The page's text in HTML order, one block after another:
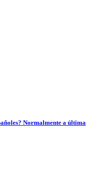
Normalmente a última